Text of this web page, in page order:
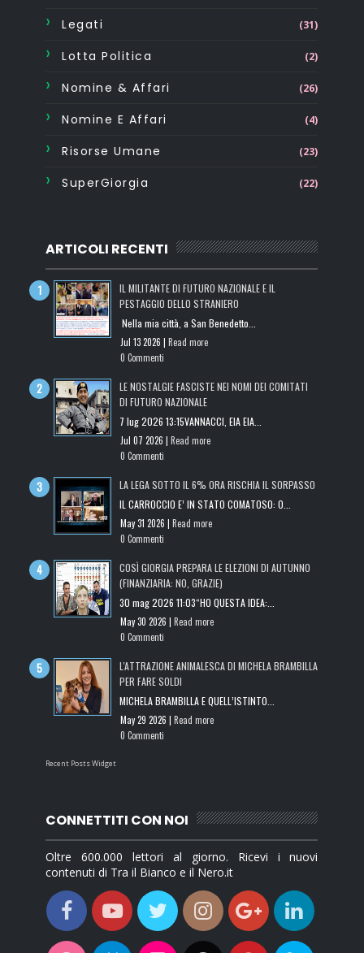
Legati (31)
Lotta Politica (2)
Nomine & Affari (26)
Nomine E Affari (4)
Risorse Umane (23)
SuperGiorgia (22)
ARTICOLI RECENTI
IL MILITANTE DI FUTURO NAZIONALE E IL
PESTAGGIO DELLO STRANIERO
Nella mia città, a San Benedetto...
Jul 13 2026 |Read more
0 Commenti
LE NOSTALGIE FASCISTE NEI NOMI DEI COMITATI
DI FUTURO NAZIONALE
7 lug 2026 13:15VANNACCI, EIA EIA...
Jul 07 2026 |Read more
0 Commenti
LA LEGA SOTTO IL 6% ORA RISCHIA IL SORPASSO
IL CARROCCIO E’ IN STATO COMATOSO: O...
May 31 2026 |Read more
0 Commenti
COSÌ GIORGIA PREPARA LE ELEZIONI DI AUTUNNO
(FINANZIARIA: NO, GRAZIE)
30 mag 2026 11:03“HO QUESTA IDEA:...
May 30 2026 |Read more
0 Commenti
L'ATTRAZIONE ANIMALESCA DI MICHELA BRAMBILLA
PER FARE SOLDI
MICHELA BRAMBILLA E QUELL’ISTINTO...
May 29 2026 |Read more
0 Commenti
Recent Posts Widget
CONNETTITI CON NOI
Oltre 600.000 lettori al giorno. Ricevi i nuovi
contenuti di Tra il Bianco e il Nero.it